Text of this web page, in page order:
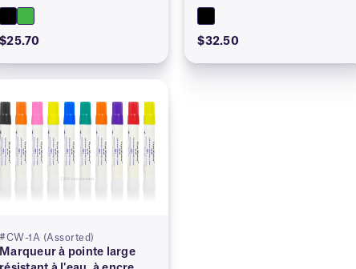
$25.70 $32.50
#CW-1A (Assorted)
Marqueur à pointe large